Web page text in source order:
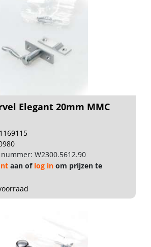
Elegant 20mm MMC
W2300.5612.90
aan of log in om prijzen te